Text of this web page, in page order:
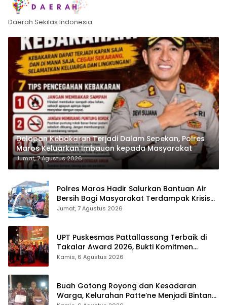
Daerah Sekilas Indonesia
Delapan Kebakaran Terjadi Dalam Sepekan, Polres
Maros Keluarkan Imbauan kepada Masyarakat
Jumat, 7 Agustus 2026
Polres Maros Hadir Salurkan Bantuan Air
Bersih Bagi Masyarakat Terdampak Krisis
Air Bersih Di Maros
Jumat, 7 Agustus 2026
UPT Puskesmas Pattallassang Terbaik di
Takalar Award 2026, Bukti Komitmen
Hadirkan Pelayanan Kesehatan Berkualitas
Kamis, 6 Agustus 2026
Buah Gotong Royong dan Kesadaran
Warga, Kelurahan Patte’ne Menjadi Bintang